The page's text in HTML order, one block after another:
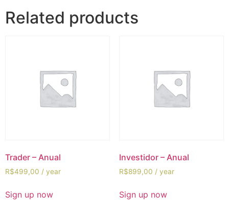
Related products
Trader – Anual
R$499,00 / year
Sign up now
Investidor – Anual
R$899,00 / year
Sign up now